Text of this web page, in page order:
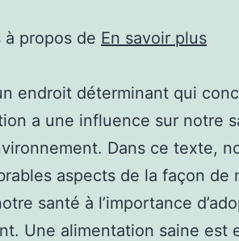
à propos de En savoir plus
endroit déterminant qui
a une influence sur notre
Dans ce texte,
aspects de la façon de
santé à l’importance
Une alimentation saine est